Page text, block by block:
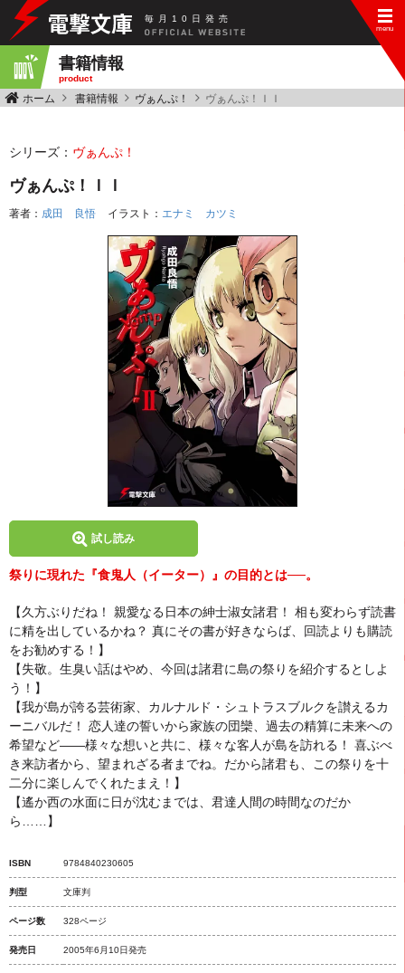
毎 月 10 日 発 売
書籍情報
product
ホーム 書籍情報 ヴぁんぷ！ ヴぁんぷ！ＩＩ
シリーズ： ヴぁんぷ！
ヴぁんぷ！ＩＩ
著者： 成田 良悟 イラスト： エナミ カツミ
試し読み
祭りに現れた『食鬼人（イーター）』の目的とは──。
【久方ぶりだね！ 親愛なる日本の紳士淑女諸君！ 相も変わらず読書
に精を出しているかね？ 真にその書が好きならば、回読よりも購読
をお勧めする！】
【失敬。生臭い話はやめ、今回は諸君に島の祭りを紹介するとしよ
う！】
【我が島が誇る芸術家、カルナルド・シュトラスブルクを讃えるカ
ーニバルだ！ 恋人達の誓いから家族の団欒、過去の精算に未来への
希望など――様々な想いと共に、様々な客人が島を訪れる！ 喜ぶべ
き来訪者から、望まれざる者までね。だから諸君も、この祭りを十
二分に楽しんでくれたまえ！】
【遙か西の水面に日が沈むまでは、君達人間の時間なのだか
ら……】
ISBN 9784840230605
判型 文庫判
ページ数 328ページ
発売日 2005年6月10日発売